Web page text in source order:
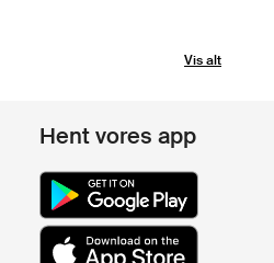
Vis alt
Hent vores app